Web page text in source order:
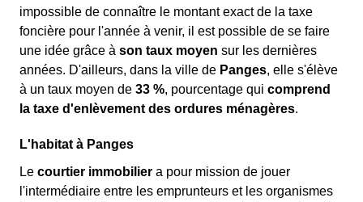
impossible de connaître le montant exact de la taxe
foncière pour l'année à venir, il est possible de se faire
une idée grâce à son taux moyen sur les dernières
années. D'ailleurs, dans la ville de Panges, elle s'élève
à un taux moyen de 33 %, pourcentage qui comprend
la taxe d'enlèvement des ordures ménagères.
L'habitat à Panges
Le courtier immobilier a pour mission de jouer
l'intermédiaire entre les emprunteurs et les organismes